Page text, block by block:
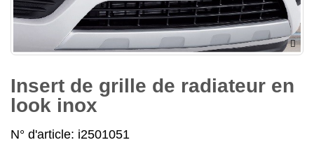
Insert de grille de radiateur en
look inox
N° d'article: i2501051